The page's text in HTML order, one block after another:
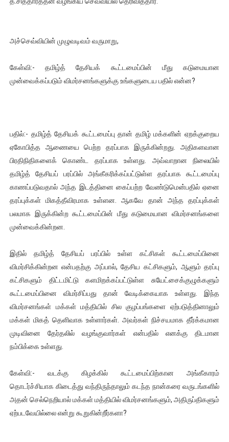
இளையராஜா – கமல் அவசர சந்திப்பு (படங்கள், விடியோ)
32 CM விநோத கன்றுக்குட்டி! (வீடியோ)
அச்செவ்வியின் முழுவடிவம் வருமாறு,
கேள்வி:- தமிழ்த் தேசியக் கூட்டமைப்பின் மீது கடுமையான
முன்வைக்கப்படும் விமர்சனங்களுக்கு உங்களுடைய பதில் என்ன?
பதில்:- தமிழ்த் தேசியக் கூட்டமைப்பு தான் தமிழ் மக்களின் ஏறக்குறைய
ஏகோபித்த ஆணையை பெற்ற தரப்பாக இருக்கின்றது. அதிகளவான
பிரதிநிதிகளைக் கொண்ட தரப்பாக உள்ளது. அவ்வாறான நிலையில்
தமிழ்த் தேசியப் பரப்பில் அங்கீகரிக்கப்பட்டுள்ள தரப்பாக கூட்டமைப்பு
காணப்படுவதால் அந்த இடத்தினை கைப்பற்ற வேண்டுமென்பதில் ஏனை
தரப்புக்கள் மிகத்தீவிரமாக உள்ளன. ஆகவே தான் அந்த தரப்புக்கள்
பலமாக இருக்கின்ற கூட்டமைப்பின் மீது கடுமையான விமர்சனங்களை
முன்வைக்கின்றன.
இதில் தமிழ்த் தேசியப் பரப்பில் உள்ள கட்சிகள் கூட்டமைப்பினை
விமர்சிக்கின்றன என்பதற்கு அப்பால், தேசிய கட்சிகளும், ஆளும் தரப்பு
கட்சிகளும் திட்டமிட்டு களமிறக்கப்பட்டுள்ள சுயேட்சைக்குழுக்களும்
கூட்டமைப்பினை விமர்சிப்பது தான் வேடிக்கையாக உள்ளது. இந்த
விமர்சனங்கள் மக்கள் மத்தியில் சில குழப்பங்களை ஏற்படுத்தினாலும்
மக்கள் மிகத் தெளிவாக உள்ளார்கள். அவர்கள் நிச்சயமாக தீர்க்கமான
முடிவினை தேர்தலில் வழங்குவார்கள் என்பதில் எனக்கு திடமான
நம்பிக்கை உள்ளது.
கேள்வி:- வடக்கு கிழக்கில் கூட்டமைப்பிற்கான அங்கீகாரம்
தொடர்ச்சியாக கிடைத்து வந்திருந்தாலும் கடந்த நான்கரை வருடங்களில்
அதன் செல்நெறியால் மக்கள் மத்தியில் விமர்சனங்களும், அதிருப்திகளும்
ஏற்படவேயில்லை என்று கூறுகின்றீர்களா?